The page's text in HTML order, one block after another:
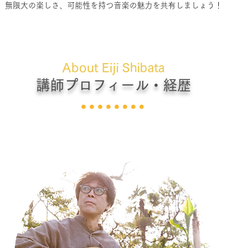
無限大の楽しさ、可能性を持つ音楽の魅力を共有しましょう！
About Eiji Shibata
講師プロフィール・経歴